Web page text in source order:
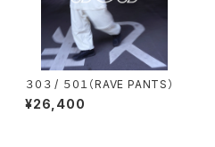
３０３ / ５０１（RAVE PANTS）
¥26,400